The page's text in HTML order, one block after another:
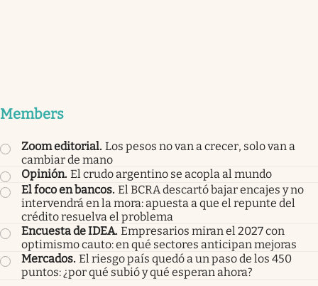
Members
Zoom editorial. Los pesos no van a crecer, solo van a
cambiar de mano
Opinión. El crudo argentino se acopla al mundo
El foco en bancos. El BCRA descartó bajar encajes y no
intervendrá en la mora: apuesta a que el repunte del
crédito resuelva el problema
Encuesta de IDEA. Empresarios miran el 2027 con
optimismo cauto: en qué sectores anticipan mejoras
Mercados. El riesgo país quedó a un paso de los 450
puntos: ¿por qué subió y qué esperan ahora?